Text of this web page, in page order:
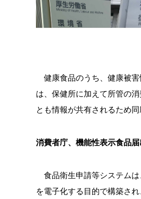
健康食品のうち、健康被
は、保健所に加えて所管の
とも情報が共有されるため
消費者庁、機能性表示食品
食品衛生申請等システム
を電子化する目的で構築さ